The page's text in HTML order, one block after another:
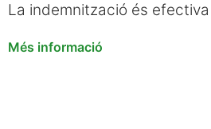
La indemnització és
Més informació